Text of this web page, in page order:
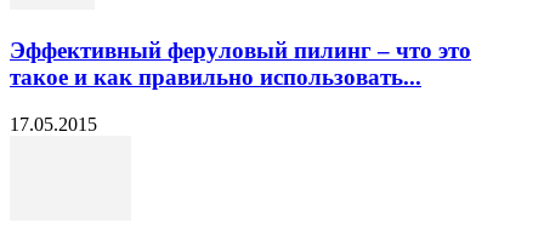
Эффективный феруловый пилинг – что это
такое и как правильно использовать...
17.05.2015